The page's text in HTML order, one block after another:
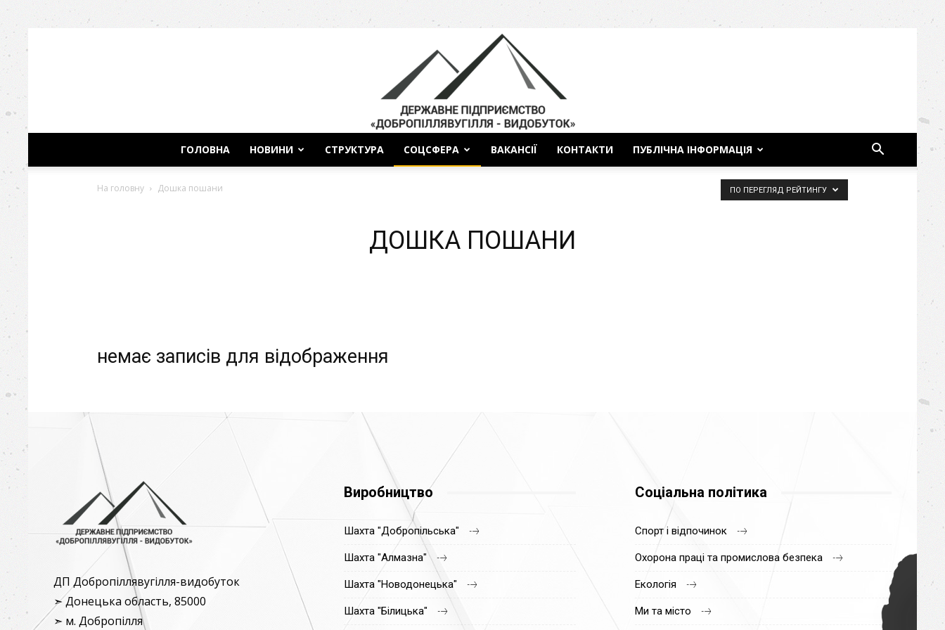
ГОЛОВНА НОВИНИ СТРУКТУРА СОЦСФЕРА ВАКАНСІЇ КОНТАКТИ ПУБЛІЧНА ІНФОРМАЦІЯ
На головну Дошка пошани
ДОШКА ПОШАНИ
ПО ПЕРЕГЛЯД РЕЙТИНГУ
немає записів для відображення
ДП Добропіллявугілля-видобуток
➣ Донецька область, 85000
➣ м. Добропілля
Виробництво
Шахта "Добропільська"
Шахта "Алмазна"
Шахта "Новодонецька"
Шахта "Білицька"
Соціальна політика
Спорт і відпочинок
Охорона праці та промислова безпека
Екологія
Ми та місто